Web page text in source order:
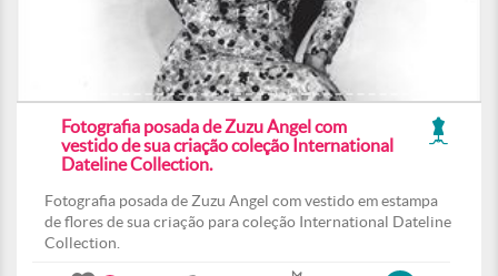
Fotografia posada de Zuzu Angel com
vestido de sua criação coleção International
Dateline Collection.
Fotografia posada de Zuzu Angel com vestido em estampa
de flores de sua criação para coleção International Dateline
Collection.